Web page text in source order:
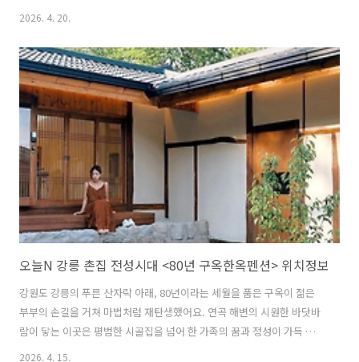
션을 즐길 수 있다는 점이 정말 놀라웠어요. 심청이야기마을의 고즈넉한
회라 더욱 매력적이에요. 바쁜 일상에서 벗어나 자연과 호흡하며 새로운
영감을 얻고 싶은 분들을 위해 곡성 러스틱타운의 구석구석을 자세히 살
펴볼게요! 목차생생정보 2519회 화제의 숙소 곡성 러스틱타운의 매력1
인 3박 4일 4만원 가성비 워케이션 패키지 상세 분석심청이야기마을의
고즈넉한 한옥 감성과 현대적 업무 공간의 조화업무 능률을 높여주는 곡
성 러스틱타운의..
2026. 4. 20.
오늘N 강릉 촌집 전성시대 <80년 구옥한옥펜션> 위치정보
강원도 강릉의 푸른 산자락 아래, 80년이라는 세월을 품은 구옥이 젊은
부부의 손길을 거쳐 마법처럼 재탄생했어요. 연곡 해변의 시원한 바닷바
람이 닿는 이곳은 평범한 시골집을 넘어 한 가족의 꿈과 정성이 가득 담
2026. 4. 15.